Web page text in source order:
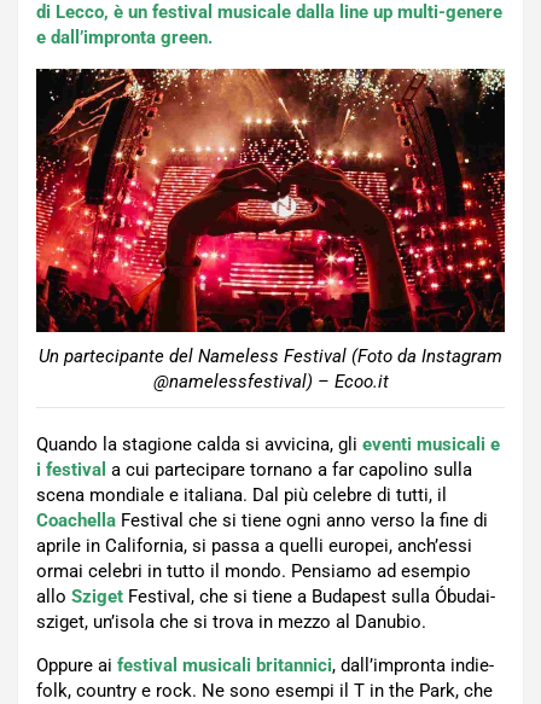
di Lecco, è un festival musicale dalla line up multi-genere
e dall’impronta green.
Un partecipante del Nameless Festival (Foto da Instagram
@namelessfestival) – Ecoo.it
Quando la stagione calda si avvicina, gli eventi musicali e
i festival a cui partecipare tornano a far capolino sulla
scena mondiale e italiana. Dal più celebre di tutti, il
Coachella Festival che si tiene ogni anno verso la fine di
aprile in California, si passa a quelli europei, anch’essi
ormai celebri in tutto il mondo. Pensiamo ad esempio
allo Sziget Festival, che si tiene a Budapest sulla Óbudai-
sziget, un’isola che si trova in mezzo al Danubio.
Oppure ai festival musicali britannici, dall’impronta indie-
folk, country e rock. Ne sono esempi il T in the Park, che